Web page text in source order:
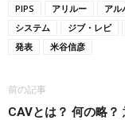
PIPS アリルー アル
システム
ジブ・レビ
発表
米谷信彦
前の記事
CAVとは？ 何の略？